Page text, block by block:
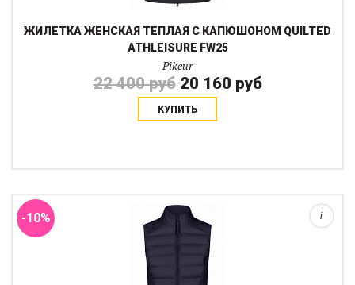
ЖИЛЕТКА ЖЕНСКАЯ ТЕПЛАЯ С КАПЮШОНОМ QUILTED
ATHLEISURE FW25
Pikeur
22 400 руб 20 160 руб
КУПИТЬ
-10% i